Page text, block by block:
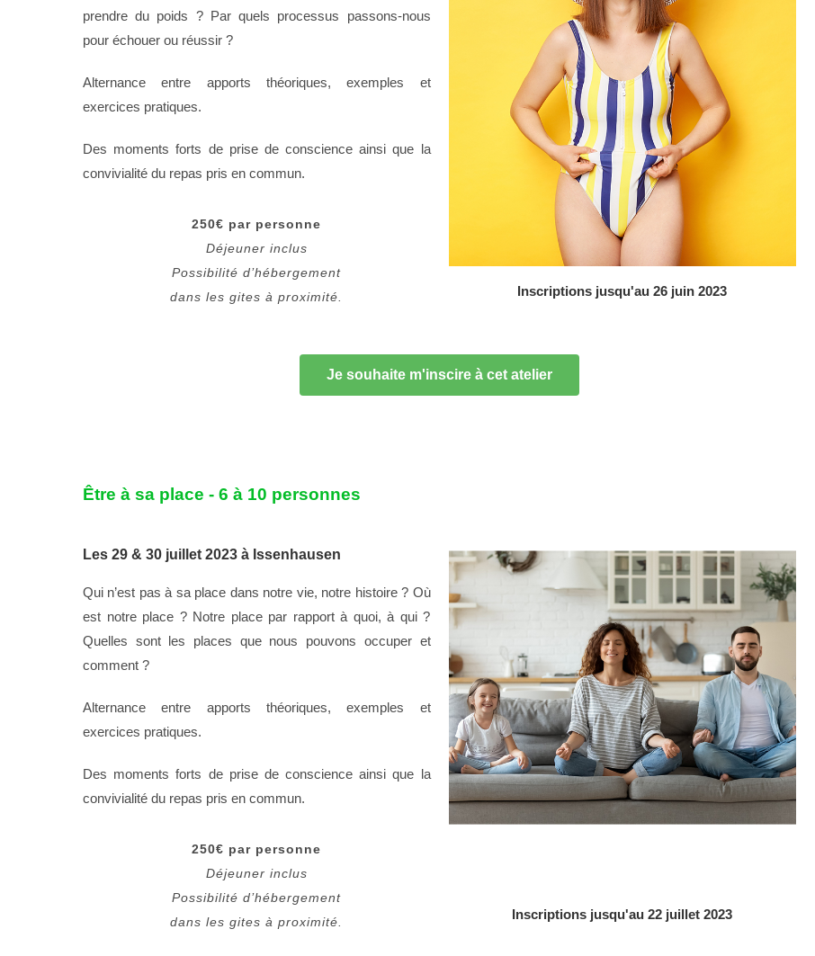
prendre du poids ? Par quels processus passons-nous
pour échouer ou réussir ?
Alternance entre apports théoriques, exemples et
exercices pratiques.
Des moments forts de prise de conscience ainsi que la
convivialité du repas pris en commun.
250€ par personne
Déjeuner inclus
Possibilité d’hébergement
dans les gites à proximité.
Inscriptions jusqu'au 26 juin 2023
Je souhaite m'inscire à cet atelier
Être à sa place - 6 à 10 personnes
Les 29 & 30 juillet 2023 à Issenhausen
Qui n’est pas à sa place dans notre vie, notre histoire ? Où
est notre place ? Notre place par rapport à quoi, à qui ?
Quelles sont les places que nous pouvons occuper et
comment ?
Alternance entre apports théoriques, exemples et
exercices pratiques.
Des moments forts de prise de conscience ainsi que la
convivialité du repas pris en commun.
250€ par personne
Déjeuner inclus
Possibilité d’hébergement
dans les gites à proximité.
Inscriptions jusqu'au 22 juillet 2023